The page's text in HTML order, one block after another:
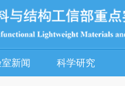
新闻 科学研究